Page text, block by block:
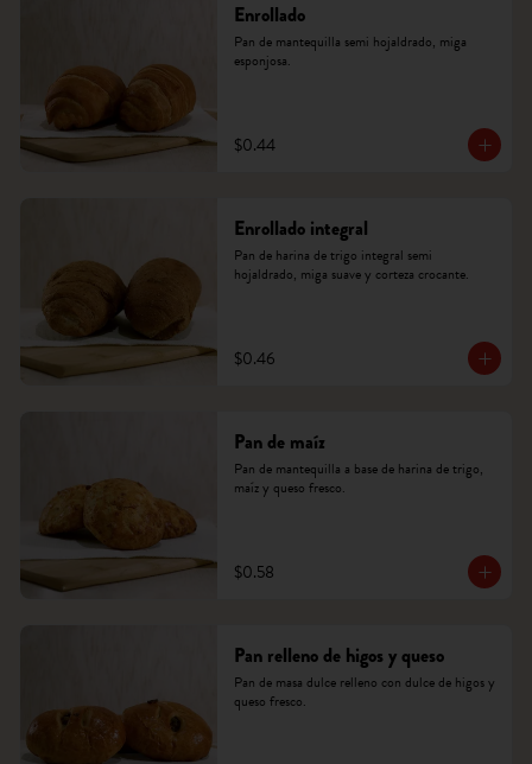
Enrollado
Pan de mantequilla semi hojaldrado, miga
esponjosa.
$0.44
Enrollado integral
Pan de harina de trigo integral semi
hojaldrado, miga suave y corteza crocante.
$0.46
Pan de maíz
Pan de mantequilla a base de harina de trigo,
maíz y queso fresco.
$0.58
Pan relleno de higos y queso
Pan de masa dulce relleno con dulce de higos y
queso fresco.